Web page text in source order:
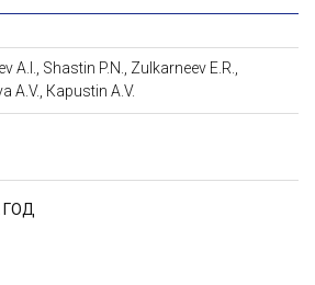
Shastin P.N., Zulkarneev E.R.,
A.V., Кapustin A.V.
ГОД